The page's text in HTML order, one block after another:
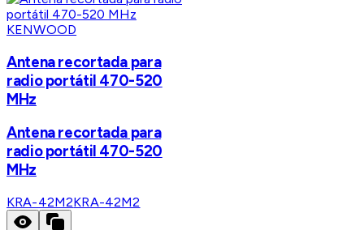
KENWOOD
Antena recortada para
radio portátil 470-520
MHz
Antena recortada para
radio portátil 470-520
MHz
KRA-42M2KRA-42M2